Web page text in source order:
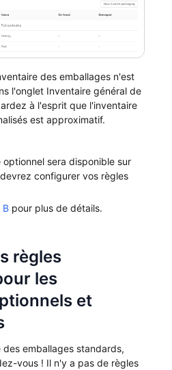
des emballages n'est
l'onglet Inventaire général de
à l'esprit que l'inventaire
est approximatif.
optionnel sera disponible sur
configurer vos règles
B pour plus de détails.
règles
les
et
emballages standards,
vous ! Il n'y a pas de règles